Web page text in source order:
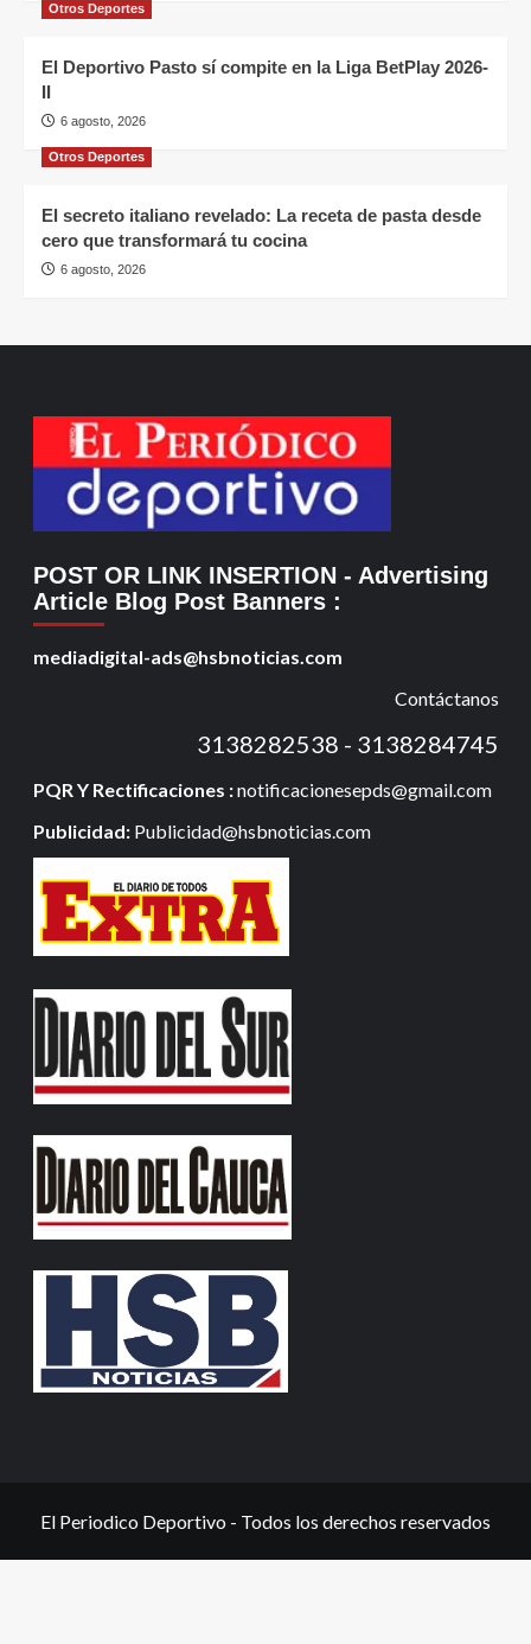
Otros Deportes
El Deportivo Pasto sí compite en la Liga BetPlay 2026-
II
6 agosto, 2026
Otros Deportes
El secreto italiano revelado: La receta de pasta desde
cero que transformará tu cocina
6 agosto, 2026
POST OR LINK INSERTION - Advertising
Article Blog Post Banners :
mediadigital-ads@hsbnoticias.com
Contáctanos
3138282538 - 3138284745
PQR Y Rectificaciones :notificacionesepds@gmail.com
Publicidad: Publicidad@hsbnoticias.com